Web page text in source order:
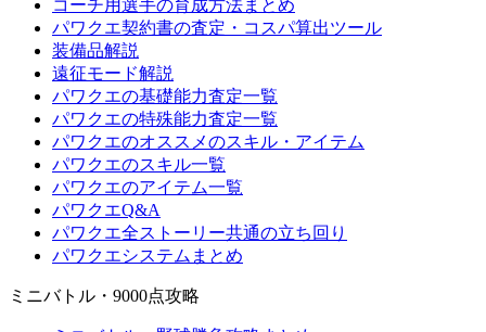
コーチ用選手の育成方法まとめ
パワクエ契約書の査定・コスパ算出ツール
装備品解説
遠征モード解説
パワクエの基礎能力査定一覧
パワクエの特殊能力査定一覧
パワクエのオススメのスキル・アイテム
パワクエのスキル一覧
パワクエのアイテム一覧
パワクエQ&A
パワクエ全ストーリー共通の立ち回り
パワクエシステムまとめ
ミニバトル・9000点攻略